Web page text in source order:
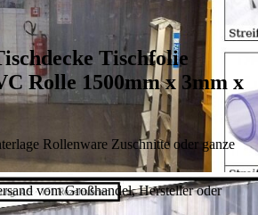
Tischfolie
Rolle 1500mm x 3mm x
Rollenware Zuschnitte oder ganze
vom Großhandel, Hersteller oder